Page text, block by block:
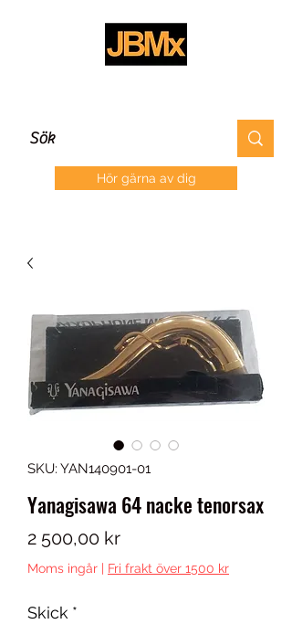
Hör gärna av dig
SKU: YAN140901-01
Yanagisawa 64 nacke tenorsax
2 500,00 krPris
Moms ingår | Fri frakt över 1500 kr
Skick *